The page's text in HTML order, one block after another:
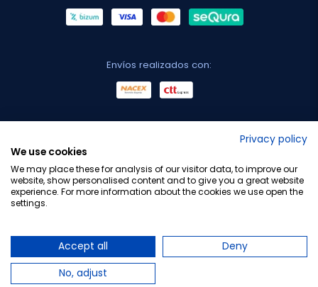
Envíos realizados con:
Privacy policy
We use cookies
We may place these for analysis of our visitor data, to improve our
website, show personalised content and to give you a great website
experience. For more information about the cookies we use open the
settings.
Accept all
Deny
No, adjust